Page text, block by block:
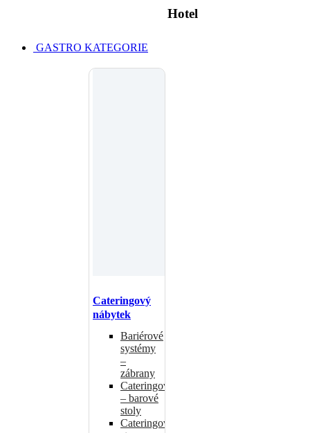
Hotel
GASTRO KATEGORIE
Cateringový
nábytek
Bariérové
systémy
–
zábrany
Cateringové
– barové
stoly
Cateringové